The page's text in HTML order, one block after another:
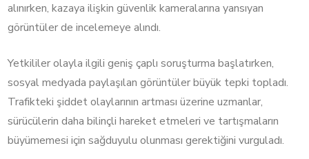
alınırken, kazaya ilişkin güvenlik kameralarına yansıyan
görüntüler de incelemeye alındı.
Yetkililer olayla ilgili geniş çaplı soruşturma başlatırken,
sosyal medyada paylaşılan görüntüler büyük tepki topladı.
Trafikteki şiddet olaylarının artması üzerine uzmanlar,
sürücülerin daha bilinçli hareket etmeleri ve tartışmaların
büyümemesi için sağduyulu olunması gerektiğini vurguladı.